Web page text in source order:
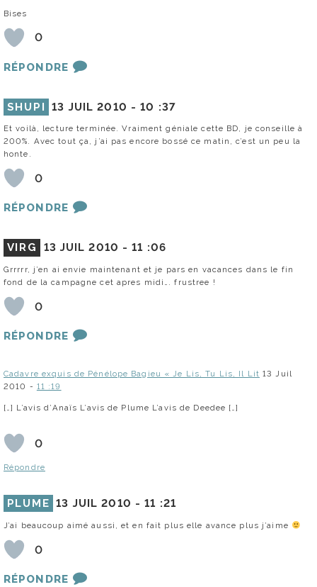
Bises
0
RÉPONDRE
SHUPI 13 JUIL 2010 -10 :37
Et voilà, lecture terminée. Vraiment géniale cette BD, je conseille à
200%. Avec tout ça, j’ai pas encore bossé ce matin, c’est un peu la
honte.
0
RÉPONDRE
VIRG 13 JUIL 2010 -11 :06
Grrrrr, j’en ai envie maintenant et je pars en vacances dans le fin
fond de la campagne cet apres midi…. frustree !
0
RÉPONDRE
Cadavre exquis de Pénélope Bagieu « Je Lis, Tu Lis, Il Lit 13 Juil
2010 - 11 :19
[…] L’avis d’Anaïs L’avis de Plume L’avis de Deedee […]
0
Répondre
PLUME 13 JUIL 2010 -11 :21
J’ai beaucoup aimé aussi, et en fait plus elle avance plus j’aime
0
RÉPONDRE